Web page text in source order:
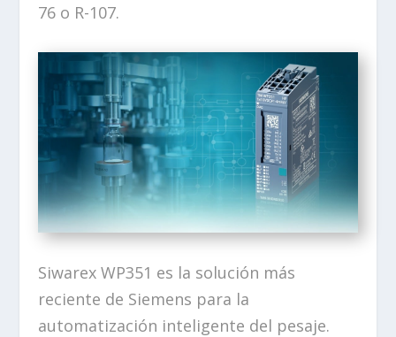
76 o R-107.
Siwarex WP351 es la solución más
reciente de Siemens para la
automatización inteligente del pesaje.